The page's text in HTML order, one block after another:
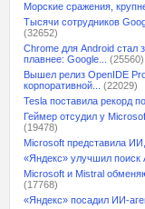
Морские сражения,
Тысячи сотрудников
(32652)
Chrome для Android стал
плавнее: Google...
(25560)
Вышел релиз OpenIDE
корпоративной...
(22029)
Tesla поставила рекорд по
Геймер отсудил у
(19478)
Microsoft представила ИИ,
«Яндекс» улучшил поиск
Microsoft и Mistral
(17768)
«Яндекс» посадил ИИ-